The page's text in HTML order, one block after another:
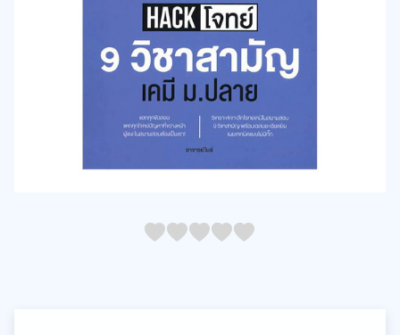
45
4
35
3
25
2
15
1
05